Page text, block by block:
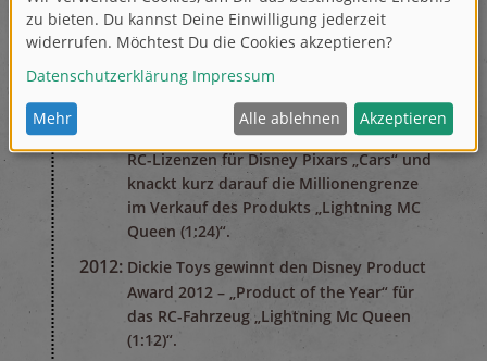
2008: Dickie Toys erhält erstmals in der
Unternehmensgeschichte eine
MasterToy Lizenz von Walt Disney.
2010er
Dickie Toys erhält die Exklusivrechte der
RC-Lizenzen für Disney Pixars „Cars“ und
knackt kurz darauf die Millionengrenze
im Verkauf des Produkts „Lightning MC
Queen (1:24)“.
2012: Dickie Toys gewinnt den Disney Product
Award 2012 – „Product of the Year“ für
das RC-Fahrzeug „Lightning Mc Queen
(1:12)“.